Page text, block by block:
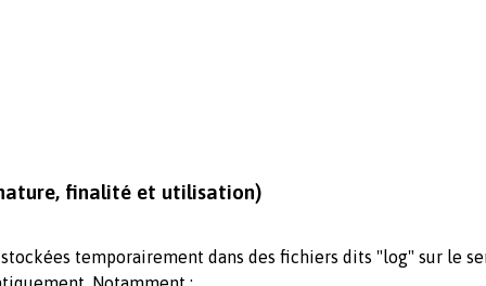
finalité et utilisation)
temporairement dans des fichiers dits "log" sur le